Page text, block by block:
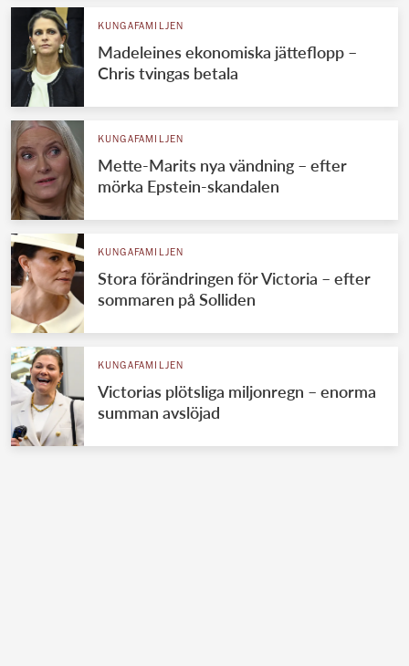
KUNGAFAMILJEN
Madeleines ekonomiska jätteflopp –
Chris tvingas betala
KUNGAFAMILJEN
Mette-Marits nya vändning – efter
mörka Epstein-skandalen
KUNGAFAMILJEN
Stora förändringen för Victoria – efter
sommaren på Solliden
KUNGAFAMILJEN
Victorias plötsliga miljonregn – enorma
summan avslöjad